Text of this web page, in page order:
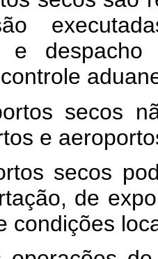
e
secos
e
secos
de
condições